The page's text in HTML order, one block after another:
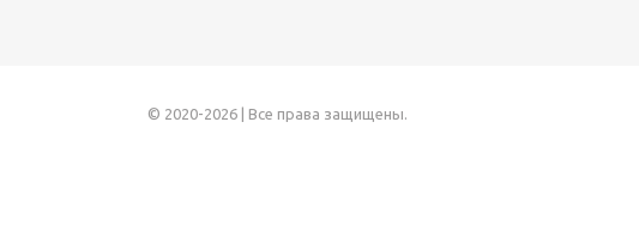
© 2020-2026 | Все права защищены.